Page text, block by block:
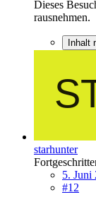
Dieses
rausnehmen.
Inhalt
starhunter
5. Juni
#12